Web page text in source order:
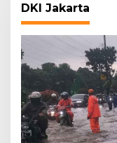
DKI Jakarta